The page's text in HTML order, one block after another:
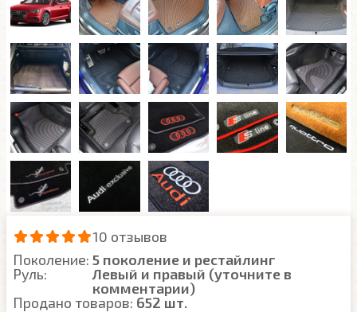
10 отзывов
Поколение: 5 поколение и рестайлинг
Руль:
Левый и правый (уточните в
комментарии)
Продано товаров: 652 шт.